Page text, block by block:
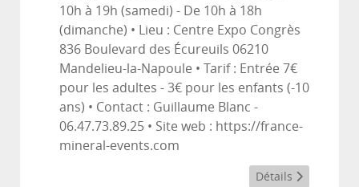
10h à 19h (samedi) - De 10h à 18h
(dimanche) • Lieu : Centre Expo Congrès
836 Boulevard des Écureuils 06210
Mandelieu-la-Napoule • Tarif : Entrée 7€
pour les adultes - 3€ pour les enfants (-10
ans) • Contact : Guillaume Blanc -
06.47.73.89.25 • Site web : https://france-
mineral-events.com
Détails